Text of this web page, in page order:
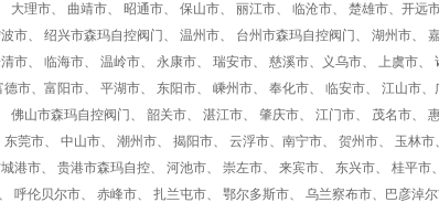
大理市、 曲靖市、 昭通市、 保山市、 丽江市、 临沧市、 楚雄市、开远
市、 绍兴市森玛自控阀门、 温州市、 台州市森玛自控阀门、 湖州市、
市、 临海市、 温岭市、 永康市、 瑞安市、 慈溪市、义乌市、 上虞市、
市、富阳市、 平湖市、 东阳市、 嵊州市、 奉化市、 临安市、 江山市、
佛山市森玛自控阀门、 韶关市、 湛江市、 肇庆市、 江门市、 茂名市、
莞市、 中山市、 潮州市、 揭阳市、 云浮市、南宁市、 贺州市、 玉林市
港市、 贵港市森玛自控、 河池市、 崇左市、 来宾市、 东兴市、 桂平市
呼伦贝尔市、 赤峰市、 扎兰屯市、 鄂尔多斯市、 乌兰察布市、巴彦淖